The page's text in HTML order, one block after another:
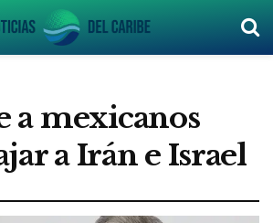
a mexicanos
a Irán e Israel